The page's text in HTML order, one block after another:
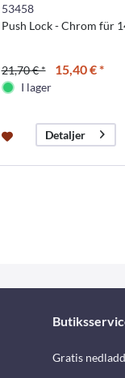
53458
Push Lock - Chrom für
21,70 € * 15,40 € *
I lager
Detaljer
Gratis